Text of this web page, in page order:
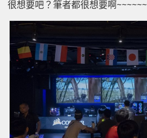
很想要吧？筆者都很想要啊~~~~~~